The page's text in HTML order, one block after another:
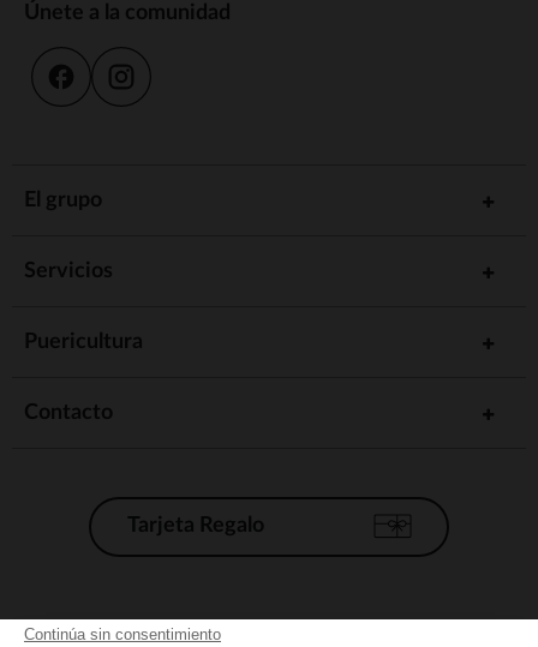
Continúa sin consentimiento
Únete a la comunidad
El grupo
Servicios
Puericultura
Contacto
Tarjeta Regalo
Condiciones generales de venta